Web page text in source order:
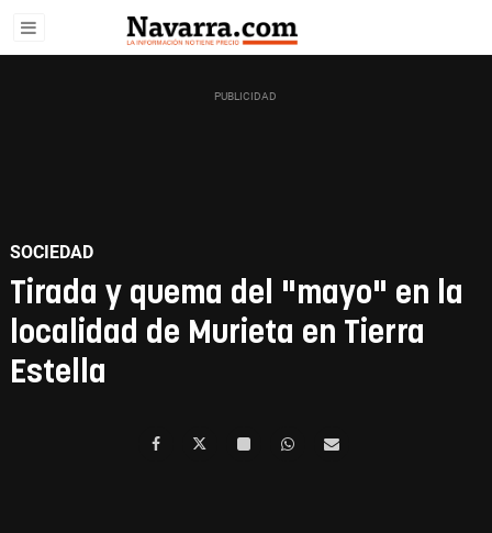
SOCIEDAD
Tirada y quema del "mayo" en la
localidad de Murieta en Tierra
Estella